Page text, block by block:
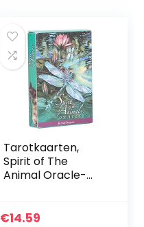
Tarotkaarten,
Spirit of The
Animal Oracle-
52-delige Oracle
€14.59